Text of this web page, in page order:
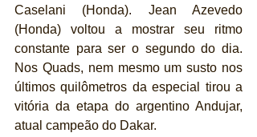
Caselani (Honda). Jean Azevedo
(Honda) voltou a mostrar seu ritmo
constante para ser o segundo do dia.
Nos Quads, nem mesmo um susto nos
últimos quilômetros da especial tirou a
vitória da etapa do argentino Andujar,
atual campeão do Dakar.